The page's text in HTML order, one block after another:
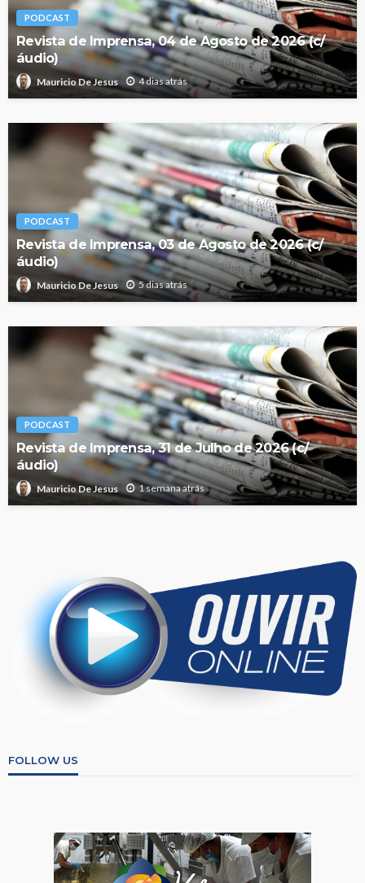
PODCAST
Revista de Imprensa, 04 de Agosto de 2026 (c/
áudio)
Mauricio De Jesus 4 dias atrás
PODCAST
Revista de Imprensa, 03 de Agosto de 2026 (c/
áudio)
Mauricio De Jesus 5 dias atrás
PODCAST
Revista de Imprensa, 31 de Julho de 2026 (c/
áudio)
Mauricio De Jesus 1 semana atrás
FOLLOW US